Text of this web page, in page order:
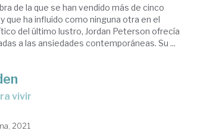
de la que se han vendido más de cinco
que ha influido como ninguna otra en el
del último lustro, Jordan Peterson ofrecía
a las ansiedades contemporáneas. Su ...
vivir
2021